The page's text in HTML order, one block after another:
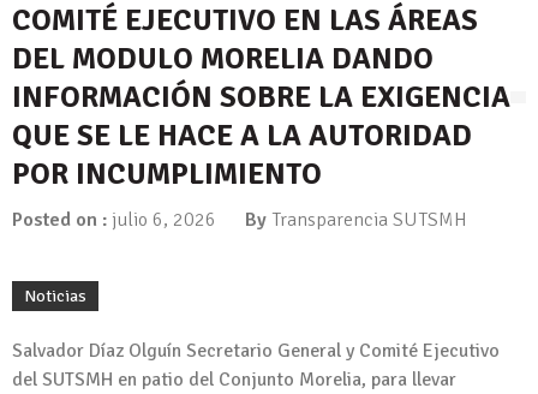
COMITÉ EJECUTIVO EN LAS ÁREAS
DEL MODULO MORELIA DANDO
INFORMACIÓN SOBRE LA EXIGENCIA
QUE SE LE HACE A LA AUTORIDAD
POR INCUMPLIMIENTO
Posted on : julio 6, 2026 By Transparencia SUTSMH
Noticias
Salvador Díaz Olguín Secretario General y Comité Ejecutivo
del SUTSMH en patio del Conjunto Morelia, para llevar